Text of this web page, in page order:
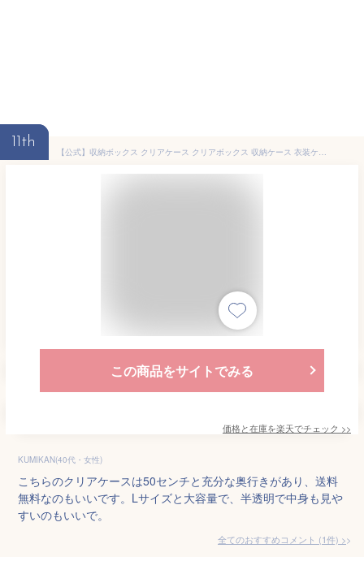
11th
【公式】収納ボックス クリアケース クリアボックス 収納ケース 衣装ケース アイリスオーヤマMBC-L 送料無料 ボックスチェスト クリアチェストクローゼット収納 衣類収納【iris_dl04】
この商品をサイトでみる
価格と在庫を楽天でチェック >>
KUMIKAN(40代・女性)
こちらのクリアケースは50センチと充分な奥行きがあり、送料
無料なのもいいです。Lサイズと大容量で、半透明で中身も見や
すいのもいいで。
全てのおすすめコメント (1件) >